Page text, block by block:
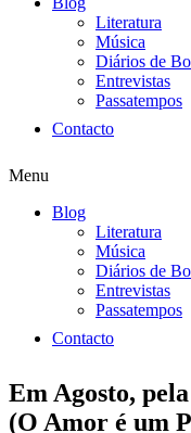
Literatura
Música
Diários de
Entrevistas
Passatempos
Contacto
Menu
Blog
Literatura
Música
Diários de
Entrevistas
Passatempos
Contacto
Em Agosto,
(O Amor é um